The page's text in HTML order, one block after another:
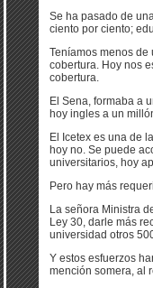
Se ha pasado de
ciento por ciento;
Teníamos menos
cobertura. Hoy nos
cobertura.
El Sena, formaba a
hoy ingles a un
El Icetex es una de
hoy no. Se puede
universitarios, hoy
Pero hay más
La señora Ministra
Ley 30, darle más
universidad otros
Y estos esfuerzos
mención somera, al